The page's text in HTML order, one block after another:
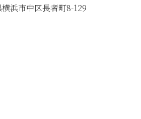
浜市中区長者町8-129